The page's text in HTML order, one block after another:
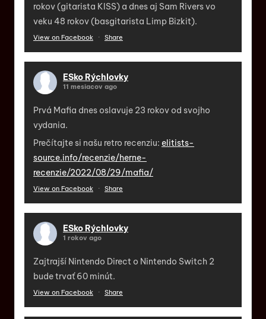
rokov (gitarista KISS) a dnes aj Sam Rivers vo
veku 48 rokov (basgitarista Limp Bizkit).
View on Facebook · Share
ESko Rýchlovky
11 mesiacov ago
Prvá Mafia dnes oslavuje 23 rokov od svojho
vydania.
Prečítajte si našu retro recenziu: elitists-
source.info/recenzie/herne-
recenzie/2022/08/29/mafia/
View on Facebook · Share
ESko Rýchlovky
1 rokov ago
Zajtrajší Nintendo Direct o Nintendo Switch 2
bude trvať 60 minút.
View on Facebook · Share